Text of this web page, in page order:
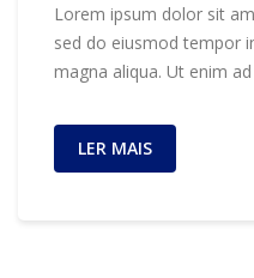
Lorem ipsum dolor sit
sed do eiusmod tempor
magna aliqua. Ut enim
LER MAIS